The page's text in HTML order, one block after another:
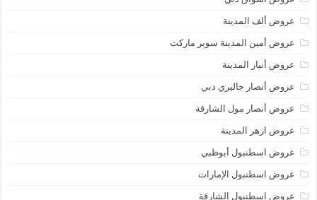
عروض ألف المدينة
عروض أمين المدينة سوبر ماركت
عروض أنبار المدينة
عروض أنصار جاليري دبي
عروض أنصار مول الشارقة
عروض ازهر المدينة
عروض اسطنبول أبوظبي
عروض اسطنبول الإمارات
عروض اسطنبول الشارقة